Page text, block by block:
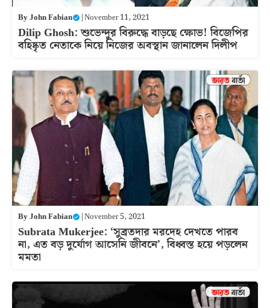
ByJohn Fabian |November 11, 2021
Dilip Ghosh: শুভেন্দুর বিরুদ্ধে বাড়ছে ক্ষোভ! বিজেপির
বহিষ্কৃত নেতাকে নিয়ে নিজের অবস্থান জানালেন দিলীপ
ByJohn Fabian |November 5, 2021
Subrata Mukerjee: ‘সুব্রতদার মরদেহ দেখতে পারব
না, এত বড় দুর্যোগ আসেনি জীবনে’, বিধ্বস্ত হয়ে পড়লেন
মমতা